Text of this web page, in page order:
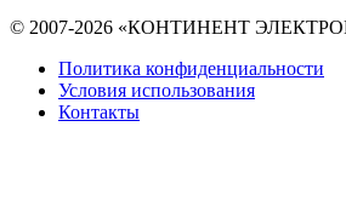
© 2007-2026 «КОНТИНЕНТ
Политика конфиденциальности
Условия использования
Контакты